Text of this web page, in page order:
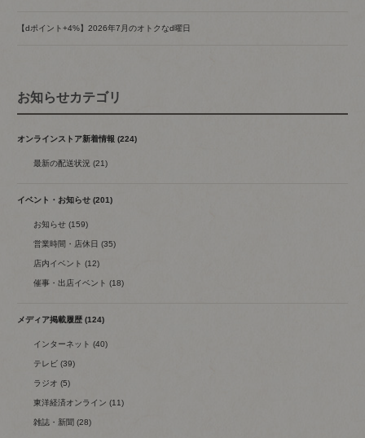
【dポイント+4%】2026年7月のオトクなd曜日
お知らせカテゴリ
オンラインストア新着情報 (224)
最新の配送状況 (21)
イベント・お知らせ (201)
お知らせ (159)
営業時間・店休日 (35)
店内イベント (12)
催事・出店イベント (18)
メディア掲載履歴 (124)
インターネット (40)
テレビ (39)
ラジオ (5)
東洋経済オンライン (11)
雑誌・新聞 (28)